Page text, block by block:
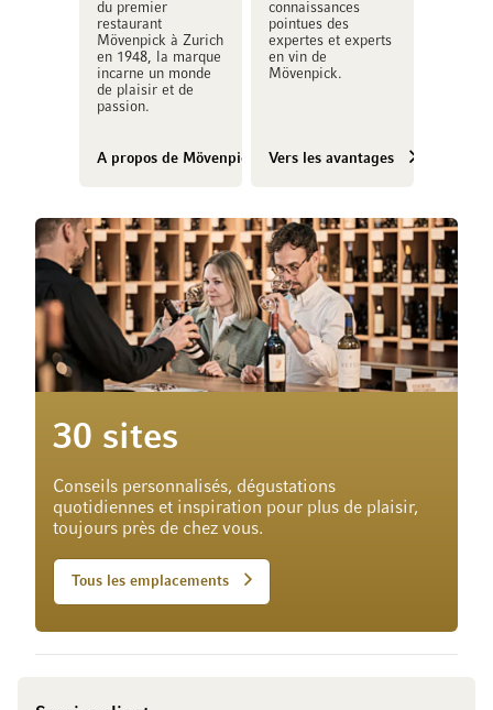
du premier
restaurant
Mövenpick à Zurich
en 1948, la marque
incarne un monde
de plaisir et de
passion.
A propos de Mövenpick Vins
connaissances
pointues des
expertes et experts
en vin de
Mövenpick.
Vers les avantages
30 sites
Conseils personnalisés, dégustations
quotidiennes et inspiration pour plus de plaisir,
toujours près de chez vous.
Tous les emplacements